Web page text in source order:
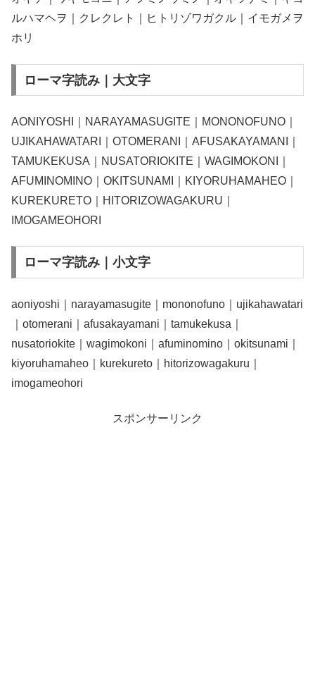
ルハマヘヲ｜クレクレト｜ヒトリゾワガクル｜イモガメヲ
ホリ
ローマ字読み｜大文字
AONIYOSHI｜NARAYAMASUGITE｜MONONOFUNO｜
UJIKAHAWATARI｜OTOMERANI｜AFUSAKAYAMANI｜
TAMUKEKUSA｜NUSATORIOKITE｜WAGIMOKONI｜
AFUMINOMINO｜OKITSUNAMI｜KIYORUHAMAHEO｜
KUREKURETO｜HITORIZOWAGAKURU｜
IMOGAMEOHORI
ローマ字読み｜小文字
aoniyoshi｜narayamasugite｜mononofuno｜ujikahawatari
｜otomerani｜afusakayamani｜tamukekusa｜
nusatoriokite｜wagimokoni｜afuminomino｜okitsunami｜
kiyoruhamaheo｜kurekureto｜hitorizowagakuru｜
imogameohori
スポンサーリンク